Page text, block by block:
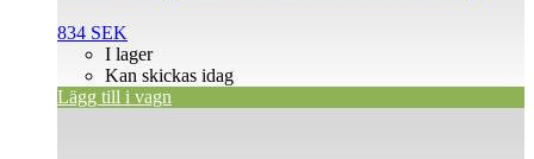
834 SEK
I lager
Kan skickas idag
Lägg till i vagn